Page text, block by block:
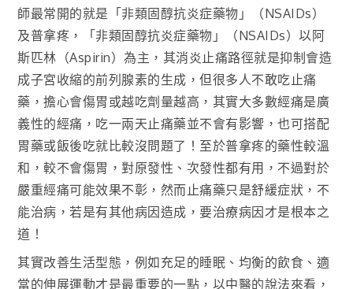
師最常開的就是「非類固醇抗炎症藥物」（NSAIDs）
及普拿疼，「非類固醇抗炎症藥物」（NSAIDs）以阿
斯匹林（Aspirin）為主，其消炎止痛路徑就是抑制會造
成子宮收縮的前列腺素的生成，但很多人不敢吃止痛
藥，擔心會傷胃或越吃劑量越高，其實大多數經痛是廣
義性的經痛，吃一兩天止痛藥並不會有影響，也可搭配
胃藥或飯後吃就比較沒問題了！至於普拿疼的藥性較溫
和，較不會傷胃，對原發性、次發性都有用，不過對於
嚴重經痛可能效果不彰，然而止痛藥只是舒緩症狀，不
能治病，若是有其他病因造成，要治療病因才是根本之
道！
其實改善生活型態，例如充足的睡眠、均衡的飲食、適
當的伸展運動才是最重要的一點，以中醫的說法來看，